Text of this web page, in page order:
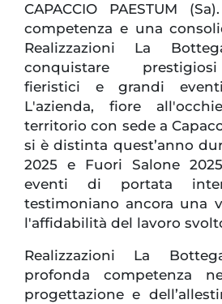
CAPACCIO PAESTUM
competenza e una
Realizzazioni La
conquistare
fieristici e grandi eventi
L'azienda, fiore
territorio con sede a
si è distinta quest’anno
2025 e Fuori Salone
eventi di portata
testimoniano ancora una
l'affidabilità del lavoro
Realizzazioni La
profonda competenza
progettazione e